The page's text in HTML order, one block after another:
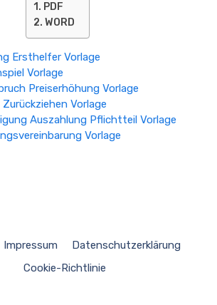
PDF
WORD
Ersthelfer Vorlage
Vorlage
Preiserhöhung Vorlage
Vorlage
Auszahlung Pflichtteil Vorlage
Vorlage
Impressum
Datenschutzerklärung
Cookie-Richtlinie